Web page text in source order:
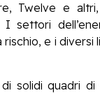
Twelve e
e i diversi
solidi quadri